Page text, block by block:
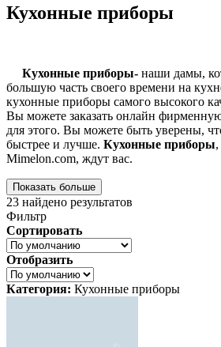
Кухонные приборы
Кухонные приборы- наши дамы,
большую часть своего времени на
кухонные приборы самого высокого
Вы можете заказать онлайн
для этого. Вы можете быть уверены,
быстрее и лучше. Кухонные приборы
Mimelon.com, ждут вас.
Показать больше
23 найдено результатов
Фильтр
Сортировать
Отобразить
Категория: Кухонные приборы